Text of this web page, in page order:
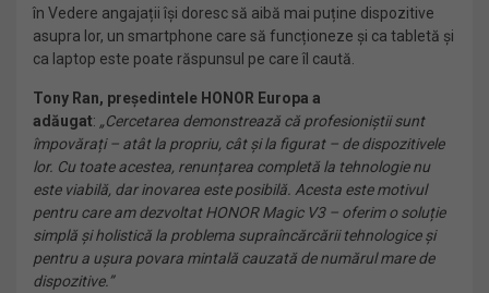
în Vedere angajații își doresc să aibă mai puține dispozitive
asupra lor, un smartphone care să funcționeze și ca tabletă și
ca laptop este poate răspunsul pe care îl caută.
Tony Ran, președintele HONOR Europa a
adăugat: „Cercetarea demonstrează că profesioniștii sunt
împovărați – atât la propriu, cât și la figurat – de dispozitivele
lor. Cu toate acestea, renunțarea completă la tehnologie nu
este viabilă, dar inovarea este posibilă. Acesta este motivul
pentru care am dezvoltat HONOR Magic V3 – oferim o soluție
simplă și holistică la problema supraîncărcării tehnologice și
pentru a ușura povara mintală cauzată de numărul mare de
dispozitive.”